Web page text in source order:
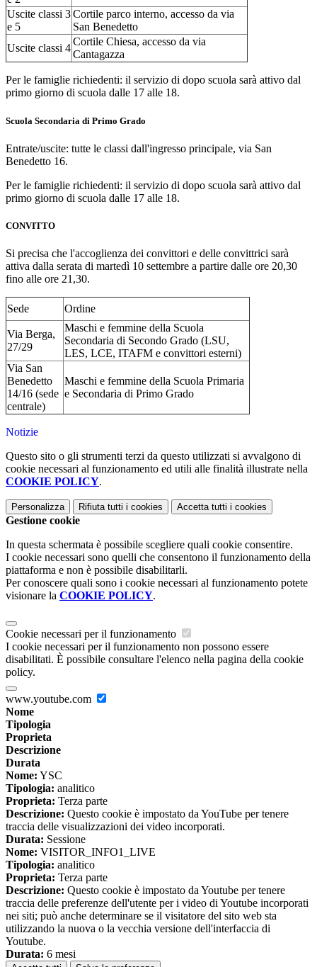
Uscite classi 3
e 5
Cortile parco interno, accesso da via
San Benedetto
Uscite classi 4
Cortile Chiesa, accesso da via
Cantagazza
Per le famiglie richiedenti: il servizio di dopo scuola sarà attivo dal
primo giorno di scuola dalle 17 alle 18.
Scuola Secondaria di Primo Grado
Entrate/uscite: tutte le classi dall'ingresso principale, via San
Benedetto 16.
Per le famiglie richiedenti: il servizio di dopo scuola sarà attivo dal
primo giorno di scuola dalle 17 alle 18.
CONVITTO
Si precisa che l'accoglienza dei convittori e delle convittrici sarà
attiva dalla serata di martedì 10 settembre a partire dalle ore 20,30
fino alle ore 21,30.
Sede Ordine
Via Berga,
27/29
Maschi e femmine della Scuola
Secondaria di Secondo Grado (LSU,
LES, LCE, ITAFM e convittori esterni)
Via San
Benedetto
14/16 (sede
centrale)
Maschi e femmine della Scuola Primaria
e Secondaria di Primo Grado
Notizie
Questo sito o gli strumenti terzi da questo utilizzati si avvalgono di
cookie necessari al funzionamento ed utili alle finalità illustrate nella
COOKIE POLICY.
Personalizza Rifiuta tutti i cookies Accetta tutti i cookies
Gestione cookie
In questa schermata è possibile scegliere quali cookie consentire.
I cookie necessari sono quelli che consentono il funzionamento della
piattaforma e non è possibile disabilitarli.
Per conoscere quali sono i cookie necessari al funzionamento potete
visionare la COOKIE POLICY.
Cookie necessari per il funzionamento
I cookie necessari per il funzionamento non possono essere
disabilitati. È possibile consultare l'elenco nella pagina della cookie
policy.
www.youtube.com
Nome
Tipologia
Proprieta
Descrizione
Durata
Nome: YSC
Tipologia: analitico
Proprieta: Terza parte
Descrizione: Questo cookie è impostato da YouTube per tenere
traccia delle visualizzazioni dei video incorporati.
Durata: Sessione
Nome: VISITOR_INFO1_LIVE
Tipologia: analitico
Proprieta: Terza parte
Descrizione: Questo cookie è impostato da Youtube per tenere
traccia delle preferenze dell'utente per i video di Youtube incorporati
nei siti; può anche determinare se il visitatore del sito web sta
utilizzando la nuova o la vecchia versione dell'interfaccia di
Youtube.
Durata: 6 mesi